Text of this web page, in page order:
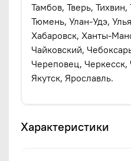
Тамбов, Тверь, Тихвин,
Тюмень, Улан-Удэ,
Хабаровск, Ханты-
Чайковский,
Череповец,
Якутск, Ярославль.
Характеристики